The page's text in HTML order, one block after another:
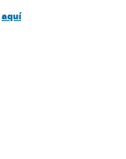
aquí